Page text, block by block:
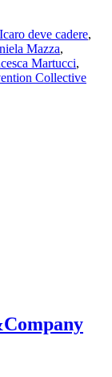
Icaro deve cadere,
Mazza,
Martucci,
Collective